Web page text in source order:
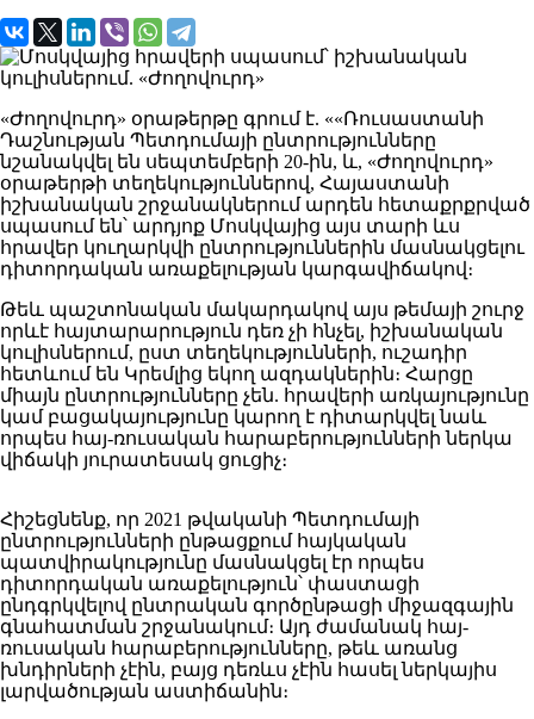
«Ժողովուրդ» օրաթերթը գրում է. ««Ռուսաստանի
Դաշնության Պետդումայի ընտրությունները
նշանակվել են սեպտեմբերի 20-ին, և, «Ժողովուրդ»
օրաթերթի տեղեկություններով, Հայաստանի
իշխանական շրջանակներում արդեն հետաքրքրված
սպասում են՝ արդյոք Մոսկվայից այս տարի ևս
հրավեր կուղարկվի ընտրություններին մասնակցելու
դիտորդական առաքելության կարգավիճակով։
Թեև պաշտոնական մակարդակով այս թեմայի շուրջ
որևէ հայտարարություն դեռ չի հնչել, իշխանական
կուլիսներում, ըստ տեղեկությունների, ուշադիր
հետևում են Կրեմլից եկող ազդակներին։ Հարցը
միայն ընտրությունները չեն. հրավերի առկայությունը
կամ բացակայությունը կարող է դիտարկվել նաև
որպես հայ-ռուսական հարաբերությունների ներկա
վիճակի յուրատեսակ ցուցիչ։
Հիշեցնենք, որ 2021 թվականի Պետդումայի
ընտրությունների ընթացքում հայկական
պատվիրակությունը մասնակցել էր որպես
դիտորդական առաքելություն՝ փաստացի
ընդգրկվելով ընտրական գործընթացի միջազգային
գնահատման շրջանակում։ Այդ ժամանակ հայ-
ռուսական հարաբերությունները, թեև առանց
խնդիրների չէին, բայց դեռևս չէին հասել ներկայիս
լարվածության աստիճանին։